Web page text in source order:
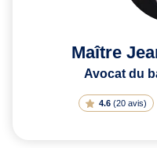
Maître
Avocat du
4.6 (20 avis)